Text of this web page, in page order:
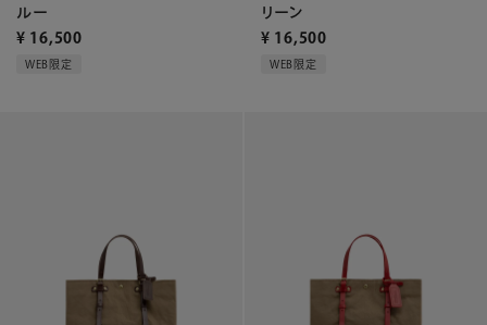
ルー
¥ 16,500
WEB限定
リーン
¥ 16,500
WEB限定